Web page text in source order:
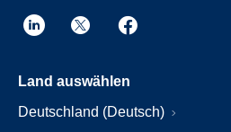
Land auswählen
Deutschland (Deutsch)